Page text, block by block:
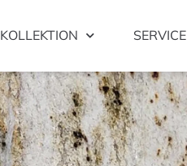
KOLLEKTION SERVICE